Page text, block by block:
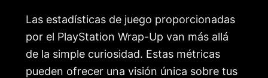
Las estadísticas de juego proporcionadas
por el PlayStation Wrap-Up van más allá
de la simple curiosidad. Estas métricas
pueden ofrecer una visión única sobre tus